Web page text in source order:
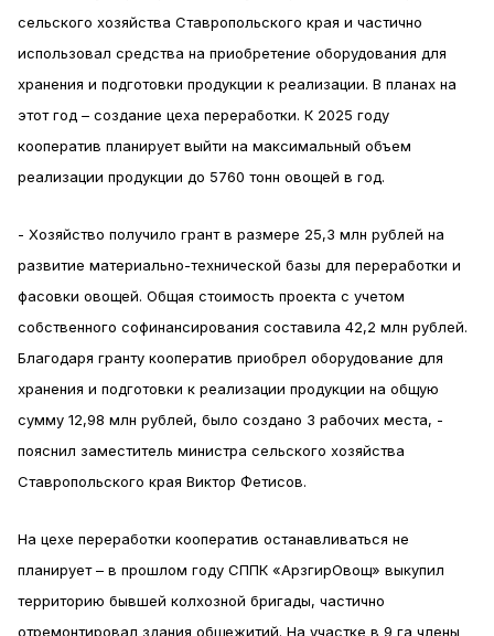
сельского хозяйства Ставропольского края и частично
использовал средства на приобретение оборудования для
хранения и подготовки продукции к реализации. В планах на
этот год – создание цеха переработки. К 2025 году
кооператив планирует выйти на максимальный объем
реализации продукции до 5760 тонн овощей в год.
- Хозяйство получило грант в размере 25,3 млн рублей на
развитие материально-технической базы для переработки и
фасовки овощей. Общая стоимость проекта с учетом
собственного софинансирования составила 42,2 млн рублей.
Благодаря гранту кооператив приобрел оборудование для
хранения и подготовки к реализации продукции на общую
сумму 12,98 млн рублей, было создано 3 рабочих места, -
пояснил заместитель министра сельского хозяйства
Ставропольского края Виктор Фетисов.
На цехе переработки кооператив останавливаться не
планирует – в прошлом году СППК «АрзгирОвощ» выкупил
территорию бывшей колхозной бригады, частично
отремонтировал здания общежитий. На участке в 9 га члены